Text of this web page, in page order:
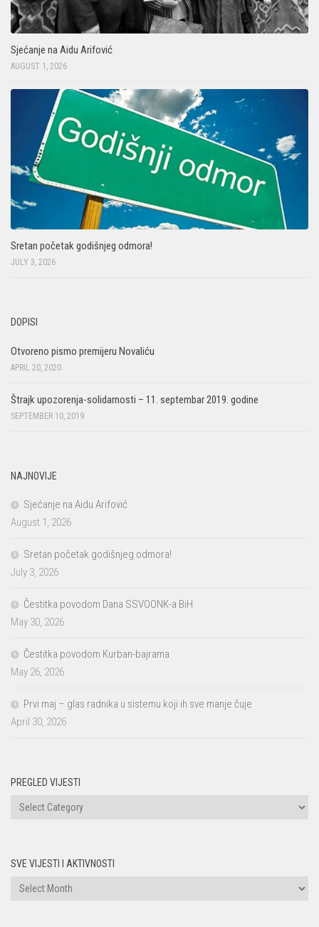
Sjećanje na Aidu Arifović
AUGUST 1, 2026
Sretan početak godišnjeg odmora!
JULY 3, 2026
DOPISI
Otvoreno pismo premijeru Novaliću
APRIL 20, 2020
Štrajk upozorenja-solidarnosti – 11. septembar 2019. godine
SEPTEMBER 10, 2019
NAJNOVIJE
Sjećanje na Aidu Arifović
August 1, 2026
Sretan početak godišnjeg odmora!
July 3, 2026
Čestitka povodom Dana SSVOONK-a BiH
May 30, 2026
Čestitka povodom Kurban-bajrama
May 26, 2026
Prvi maj – glas radnika u sistemu koji ih sve manje čuje
April 30, 2026
PREGLED VIJESTI
PREGLED
SVE VIJESTI I AKTIVNOSTI
Sve